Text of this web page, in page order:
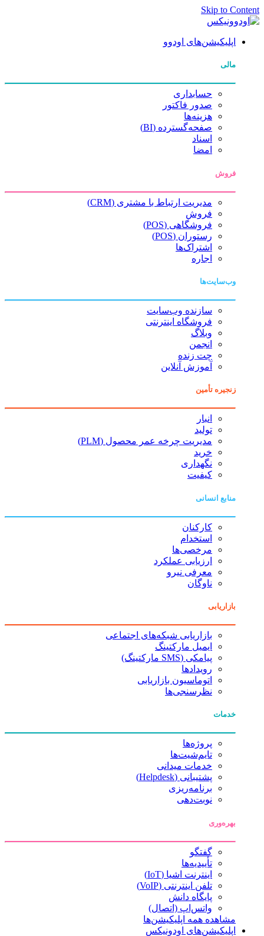
Skip to Content
اپلیکیشن‌های اودوو
مالی
حسابداری
صدور فاکتور
هزینه‌ها
صفحه‌گسترده (BI)
اسناد
امضا
فروش
مدیریت ارتباط با مشتری (CRM)
فروش
فروشگاهی (POS)
رستوران (POS)
اشتراک‌ها
اجاره
وب‌سایت‌ها
سازنده وب‌سایت
فروشگاه اینترنتی
وبلاگ
انجمن
چت زنده
آموزش آنلاین
زنجیره تأمین
انبار
تولید
مدیریت چرخه عمر محصول (PLM)
خرید
نگهداری
کیفیت
منابع انسانی
کارکنان
استخدام
مرخصی‌ها
ارزیابی عملکرد
معرفی نیرو
ناوگان
بازاریابی
بازاریابی شبکه‌های اجتماعی
ایمیل مارکتینگ
پیامکی (SMS مارکتینگ)
رویدادها
اتوماسیون بازاریابی
نظرسنجی‌ها
خدمات
پروژه‌ها
تایم‌شیت‌ها
خدمات میدانی
پشتیبانی (Helpdesk)
برنامه‌ریزی
نوبت‌دهی
بهره‌وری
گفتگو
تأییدیه‌ها
اینترنت اشیا (IoT)
تلفن اینترنتی (VoIP)
پایگاه دانش
واتس‌اپ (اتصال)
مشاهده همه اپلیکیشن‌ها
اپلیکیشن‌های اودونیکس